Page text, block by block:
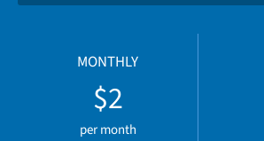
MONTHLY
$2
per month